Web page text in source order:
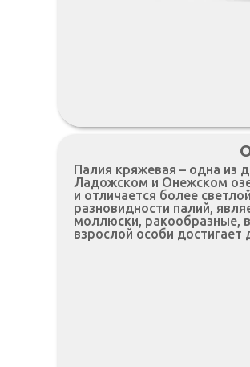
Палия кряжевая – одна из
Ладожском и Онежском
и отличается более
разновидности палий,
моллюски, ракообразные,
взрослой особи достигает